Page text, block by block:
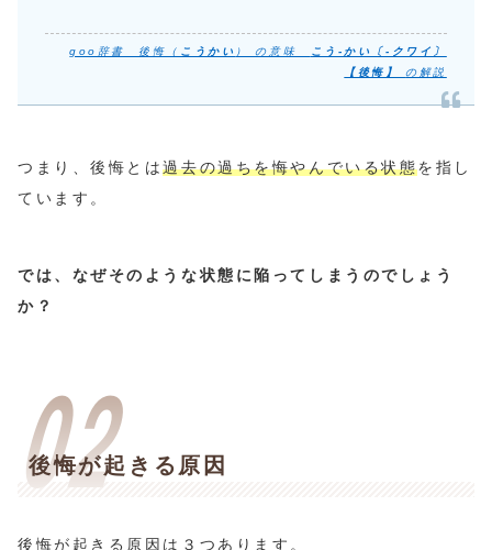
goo辞書 後悔（ こうかい ） の意味
こう‐かい〔‐クワイ〕
【後悔】の解説
つまり、後悔とは過去の過ちを悔やんでいる状態を指し
ています。
では、なぜそのような状態に陥ってしまうのでしょう
か？
後悔が起きる原因
後悔が起きる原因は３つあります。